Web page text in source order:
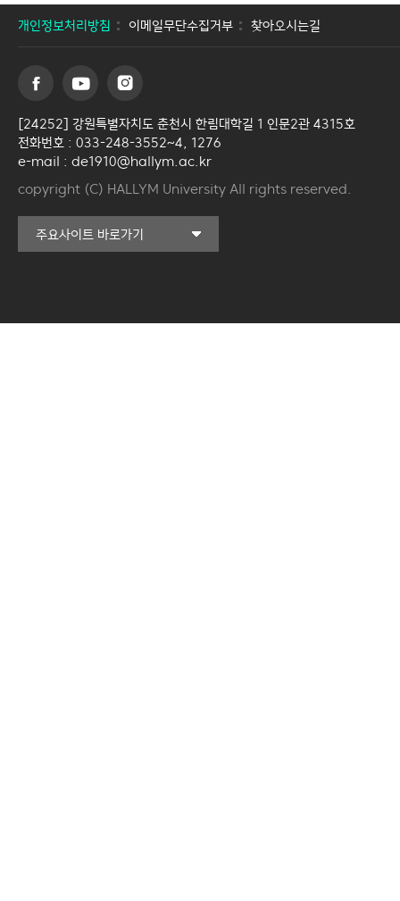
개인정보처리방침 이메일무단수집거부 찾아오시는길
[24252] 강원특별자치도 춘천시 한림대학길 1 인문2관 4315호
전화번호 : 033-248-3552~4, 1276
e-mail : de1910@hallym.ac.kr
copyright (C) HALLYM University All rights reserved.
주요사이트 바로가기
커뮤니티교육원
국제학생증신청